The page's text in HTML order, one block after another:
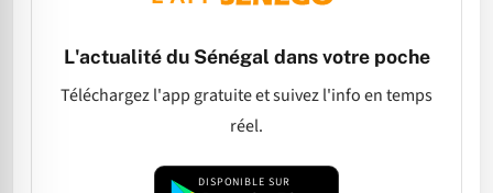
L'actualité du Sénégal dans votre poche
Téléchargez l'app gratuite et suivez l'info en temps
réel.
DISPONIBLE SUR